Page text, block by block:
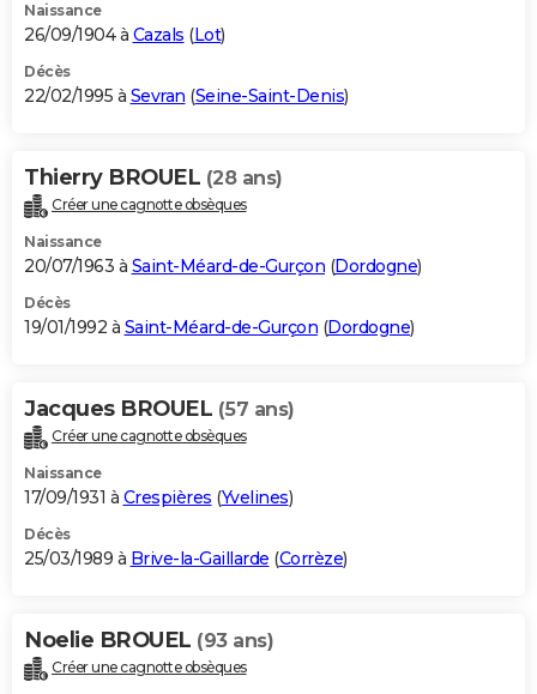
Naissance
26/09/1904 à Cazals (Lot)
Décès
22/02/1995 à Sevran (Seine-Saint-Denis)
Thierry BROUEL (28 ans)
Créer une cagnotte obsèques
Naissance
20/07/1963 à Saint-Méard-de-Gurçon (Dordogne)
Décès
19/01/1992 à Saint-Méard-de-Gurçon (Dordogne)
Jacques BROUEL (57 ans)
Créer une cagnotte obsèques
Naissance
17/09/1931 à Crespières (Yvelines)
Décès
25/03/1989 à Brive-la-Gaillarde (Corrèze)
Noelie BROUEL (93 ans)
Créer une cagnotte obsèques